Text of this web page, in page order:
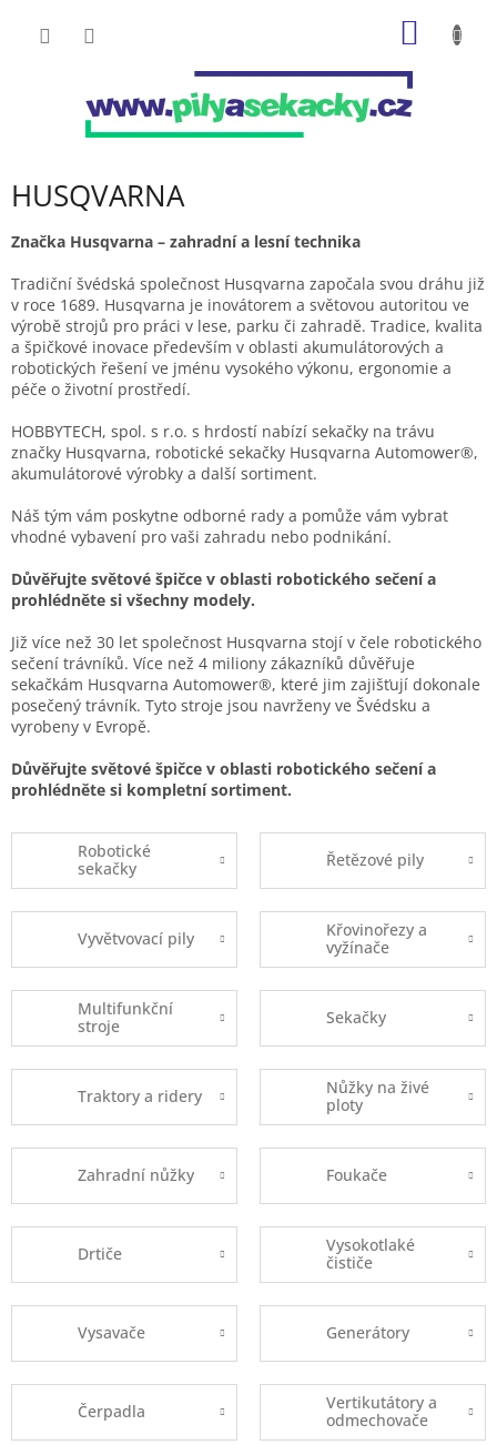
HUSQVARNA
Značka Husqvarna – zahradní a lesní technika
Tradiční švédská společnost Husqvarna započala svou dráhu již
v roce 1689. Husqvarna je inovátorem a světovou autoritou ve
výrobě strojů pro práci v lese, parku či zahradě. Tradice, kvalita
a špičkové inovace především v oblasti akumulátorových a
robotických řešení ve jménu vysokého výkonu, ergonomie a
péče o životní prostředí.
HOBBYTECH, spol. s r.o. s hrdostí nabízí sekačky na trávu
značky Husqvarna, robotické sekačky Husqvarna Automower®,
akumulátorové výrobky a další sortiment.
Náš tým vám poskytne odborné rady a pomůže vám vybrat
vhodné vybavení pro vaši zahradu nebo podnikání.
Důvěřujte světové špičce v oblasti robotického sečení a
prohlédněte si všechny modely.
Již více než 30 let společnost Husqvarna stojí v čele robotického
sečení trávníků. Více než 4 miliony zákazníků důvěřuje
sekačkám Husqvarna Automower®, které jim zajišťují dokonale
posečený trávník. Tyto stroje jsou navrženy ve Švédsku a
vyrobeny v Evropě.
Důvěřujte světové špičce v oblasti robotického sečení a
prohlédněte si kompletní sortiment.
Robotické
sekačky
Řetězové pily
Vyvětvovací pily
Křovinořezy a
vyžínače
Multifunkční
stroje
Sekačky
Traktory a ridery
Nůžky na živé
ploty
Zahradní nůžky Foukače
Drtiče
Vysokotlaké
čističe
Vysavače Generátory
Čerpadla
Vertikutátory a
odmechovače